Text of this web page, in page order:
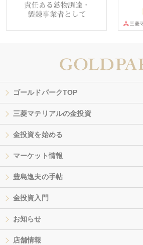
ゴールドパークTOP
三菱マテリアルの金投資
金投資を始める
マーケット情報
豊島逸夫の手帖
金投資入門
お知らせ
店舗情報